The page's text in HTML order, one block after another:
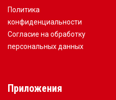
Политика
конфиденциальности
Согласие на обработку
персональных данных
Приложения